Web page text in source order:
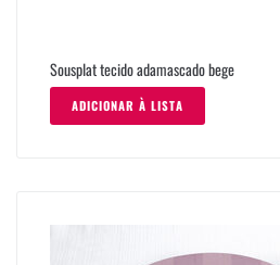
Sousplat tecido adamascado bege
ADICIONAR À LISTA